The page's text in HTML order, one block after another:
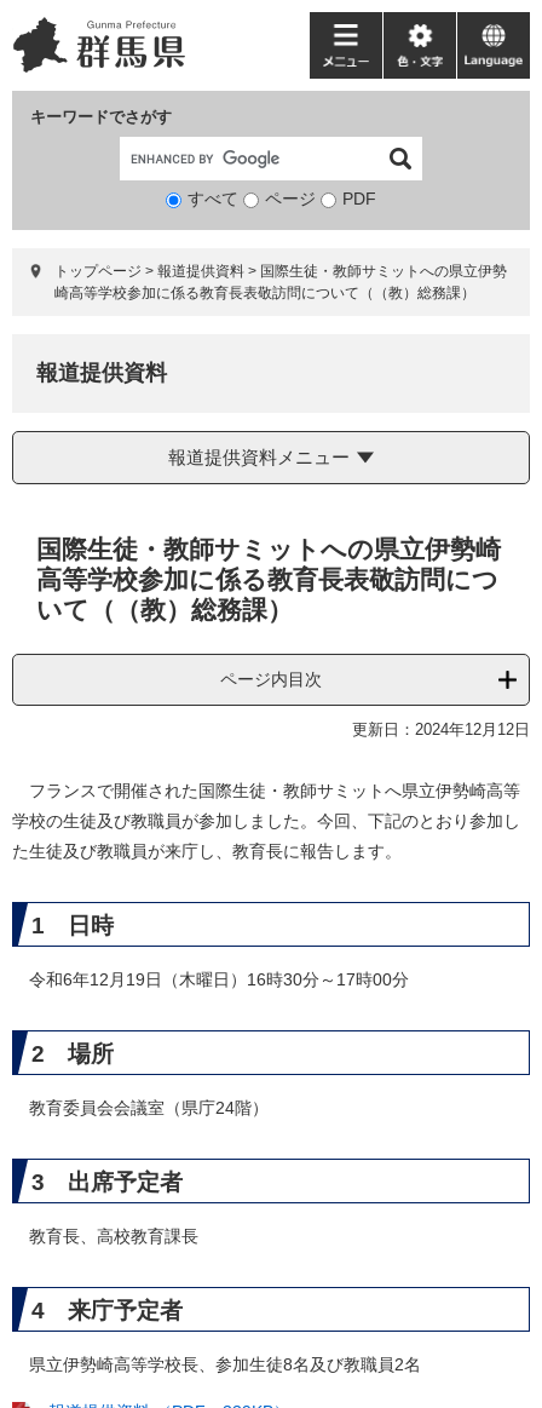
ー
ジ
ニ
ュ
て
キーワードでさがす
検
象
すべて ページ PDF
メ
ニ
ー
色・
文
language
トップページ > 報道提供資料 > 国際生徒・教師サミットへの県立伊勢
崎高等学校参加に係る教育長表敬訪問について（（教）総務課）
報道提供資料
報道提供資料メニュー
国際生徒・教師サミットへの県立伊勢崎
高等学校参加に係る教育長表敬訪問につ
いて（（教）総務課）
ページ内目次
更新日：2024年12月12日
フランスで開催された国際生徒・教師サミットへ県立伊勢崎高等
学校の生徒及び教職員が参加しました。今回、下記のとおり参加し
た生徒及び教職員が来庁し、教育長に報告します。
1 日時
令和6年12月19日（木曜日）16時30分～17時00分
2 場所
教育委員会会議室（県庁24階）
3 出席予定者
教育長、高校教育課長
4 来庁予定者
県立伊勢崎高等学校長、参加生徒8名及び教職員2名​